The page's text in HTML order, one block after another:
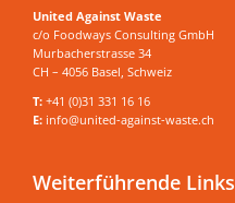
United Against Waste
c/o Foodways Consulting GmbH
Murbacherstrasse 34
CH – 4056 Basel, Schweiz
T: +41 (0)31 331 16 16
E: info@united-against-waste.ch
Weiterführende Links